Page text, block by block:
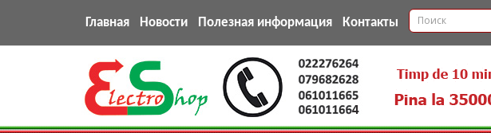
Главная Новости Полезная информация Контакты